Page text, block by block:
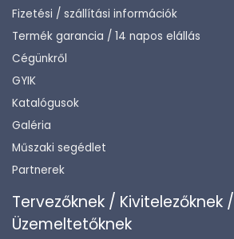
Fizetési / szállítási információk
Termék garancia / 14 napos elállás
Cégünkről
GYIK
Katalógusok
Galéria
Műszaki segédlet
Partnerek
Tervezőknek / Kivitelezőknek /
Üzemeltetőknek